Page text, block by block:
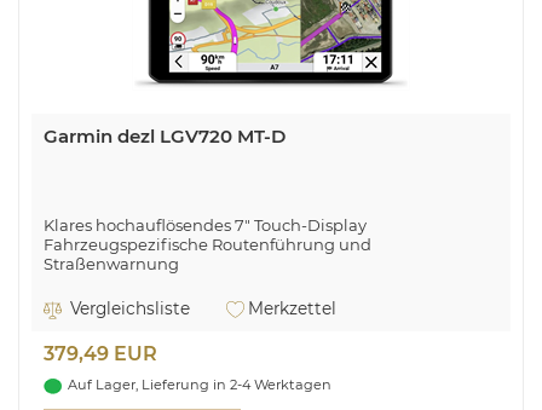
Garmin dezl LGV720 MT-D
Klares hochauflösendes 7" Touch-Display
Fahrzeugspezifische Routenführung und
Straßenwarnung
Luftansichten
Bewertungen von anderen fahrenden aus der dezl-
Alarme zu Windgeschwindigkeiten bei gefährlichen
Bedingungen
Anzeige von Routen, die bei anderen Fernfahrenden
Vergleichsliste Merkzettel
379,49 EUR
Auf Lager, Lieferung in 2-4 Werktagen